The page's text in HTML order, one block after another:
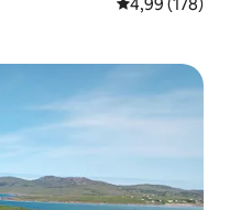
5 üzerinden
4,99 (178)
arasında